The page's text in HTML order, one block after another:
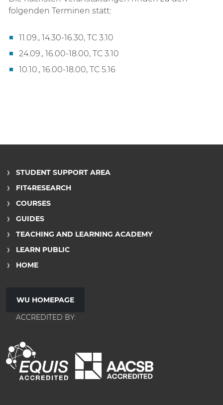
folgenden Terminen statt:
11.09., 14.30-16.30, TC 3.10
24.09., 16.00-18.00, TC 3.10
10.10., 16.00-18.00, TC 5.16
STUDENT SUPPORT AREA
FIT4RESEARCH
COURSES
GUIDES
TEACHING AND LEARNING ACADEMY
LEARN PUBLIC
HOME
WU HOMEPAGE
ACCREDITED BY: